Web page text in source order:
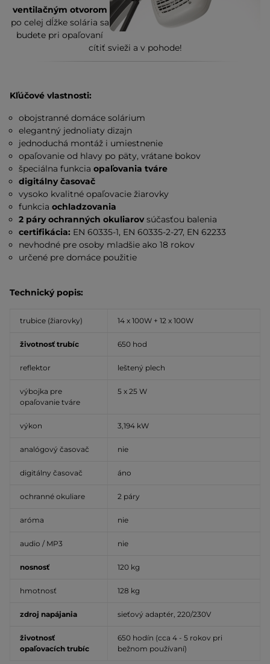
ventilačným otvorom
po celej dĺžke solária sa
budete pri opaľovaní
cítiť svieži a v pohode!
Kľúčové vlastnosti:
obojstranné domáce solárium
elegantný jednoliaty dizajn
jednoduchá montáž i umiestnenie
opaľovanie od hlavy po päty, vrátane bokov
špeciálna funkciaopaľovania tváre
digitálny časovač
vysoko kvalitné opaľovacie žiarovky
funkciaochladzovania
2 páry ochranných okuliarovsúčasťou balenia
certifikácia: EN 60335-1, EN 60335-2-27, EN 62233
nevhodné pre osoby mladšie ako 18 rokov
určené pre domáce použitie
Technický popis:
trubice (žiarovky) 14 x 100W + 12 x 100W
životnosť trubíc 650 hod
reflektor leštený plech
výbojka pre
opaľovanie tváre
5 x 25 W
výkon 3,194 kW
analógový časovač nie
digitálny časovač áno
ochranné okuliare 2 páry
aróma nie
audio / MP3 nie
nosnosť 120 kg
hmotnosť 128 kg
zdroj napájania sieťový adaptér, 220/230V
životnosť
opaľovacích trubíc
650 hodín (cca 4 - 5 rokov pri
bežnom používaní)